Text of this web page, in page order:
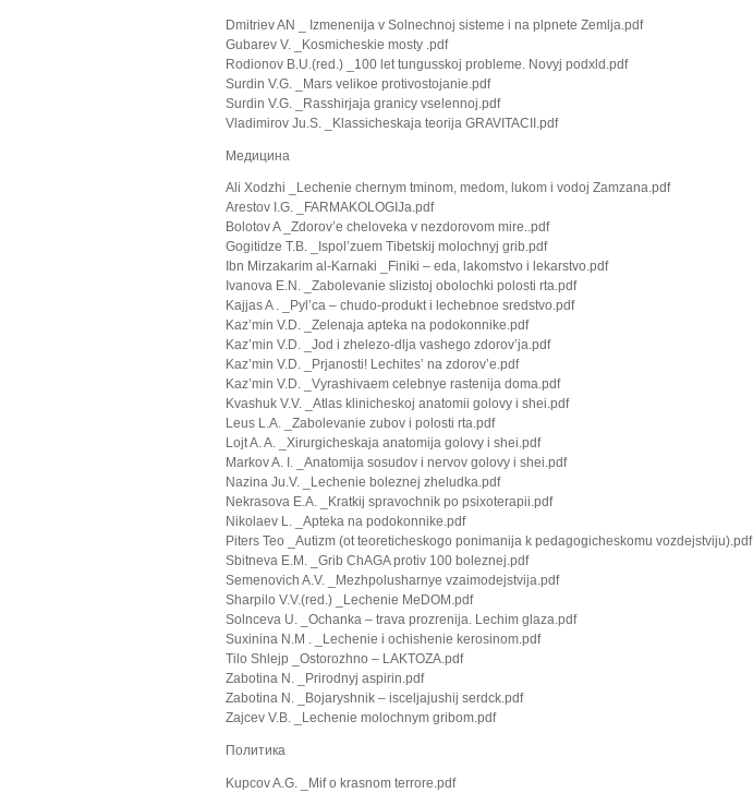
Dmitriev AN _ Izmenenija v Solnechnoj sisteme i na plpnete Zemlja.pdf
Gubarev V. _Kosmicheskie mosty .pdf
Rodionov B.U.(red.) _100 let tungusskoj probleme. Novyj podxld.pdf
Surdin V.G. _Mars velikoe protivostojanie.pdf
Surdin V.G. _Rasshirjaja granicy vselennoj.pdf
Vladimirov Ju.S. _Klassicheskaja teorija GRAVITACII.pdf
Медицина
Ali Xodzhi _Lechenie chernym tminom, medom, lukom i vodoj Zamzana.pdf
Arestov I.G. _FARMAKOLOGIJa.pdf
Bolotov A _Zdorov’e cheloveka v nezdorovom mire..pdf
Gogitidze T.B. _Ispol’zuem Tibetskij molochnyj grib.pdf
Ibn Mirzakarim al-Karnaki _Finiki – eda, lakomstvo i lekarstvo.pdf
Ivanova E.N. _Zabolevanie slizistoj obolochki polosti rta.pdf
Kajjas A . _Pyl’ca – chudo-produkt i lechebnoe sredstvo.pdf
Kaz’min V.D. _Zelenaja apteka na podokonnike.pdf
Kaz’min V.D. _Jod i zhelezo-dlja vashego zdorov’ja.pdf
Kaz’min V.D. _Prjanosti! Lechites’ na zdorov’e.pdf
Kaz’min V.D. _Vyrashivaem celebnye rastenija doma.pdf
Kvashuk V.V. _Atlas klinicheskoj anatomii golovy i shei.pdf
Leus L.A. _Zabolevanie zubov i polosti rta.pdf
Lojt A. A. _Xirurgicheskaja anatomija golovy i shei.pdf
Markov A. I. _Anatomija sosudov i nervov golovy i shei.pdf
Nazina Ju.V. _Lechenie boleznej zheludka.pdf
Nekrasova E.A. _Kratkij spravochnik po psixoterapii.pdf
Nikolaev L. _Apteka na podokonnike.pdf
Piters Teo _Autizm (ot teoreticheskogo ponimanija k pedagogicheskomu vozdejstviju).pdf
Sbitneva E.M. _Grib ChAGA protiv 100 boleznej.pdf
Semenovich A.V. _Mezhpolusharnye vzaimodejstvija.pdf
Sharpilo V.V.(red.) _Lechenie MeDOM.pdf
Solnceva U. _Ochanka – trava prozrenija. Lechim glaza.pdf
Suxinina N.M . _Lechenie i ochishenie kerosinom.pdf
Tilo Shlejp _Ostorozhno – LAKTOZA.pdf
Zabotina N. _Prirodnyj aspirin.pdf
Zabotina N. _Bojaryshnik – isceljajushij serdck.pdf
Zajcev V.B. _Lechenie molochnym gribom.pdf
Политика
Kupcov A.G. _Mif o krasnom terrore.pdf